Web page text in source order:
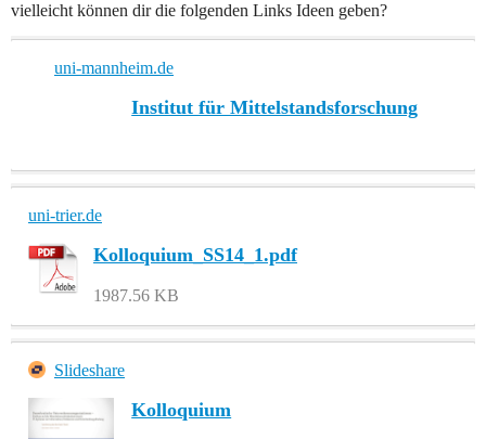
vielleicht können dir die folgenden Links Ideen geben?
uni-mannheim.de
Institut für Mittelstandsforschung
uni-trier.de
Kolloquium_SS14_1.pdf
1987.56 KB
Slideshare
Kolloquium